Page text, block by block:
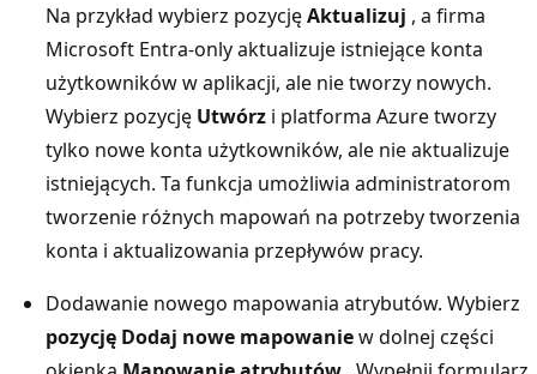
Na przykład wybierz pozycjęAktualizuj , a firma
Microsoft Entra-only aktualizuje istniejące konta
użytkowników w aplikacji, ale nie tworzy nowych.
Wybierz pozycję Utwórz i platforma Azure tworzy
tylko nowe konta użytkowników, ale nie aktualizuje
istniejących. Ta funkcja umożliwia administratorom
tworzenie różnych mapowań na potrzeby tworzenia
konta i aktualizowania przepływów pracy.
Dodawanie nowego mapowania atrybutów. Wybierz
pozycję Dodaj nowe mapowaniew dolnej części